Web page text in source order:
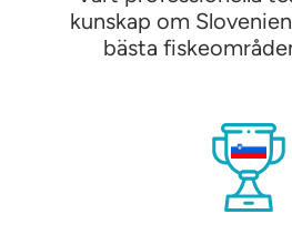
kunskap om
bästa